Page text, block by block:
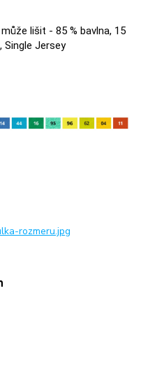
lišit - 85 % bavlna, 15
Single Jersey
rozmeru.jpg